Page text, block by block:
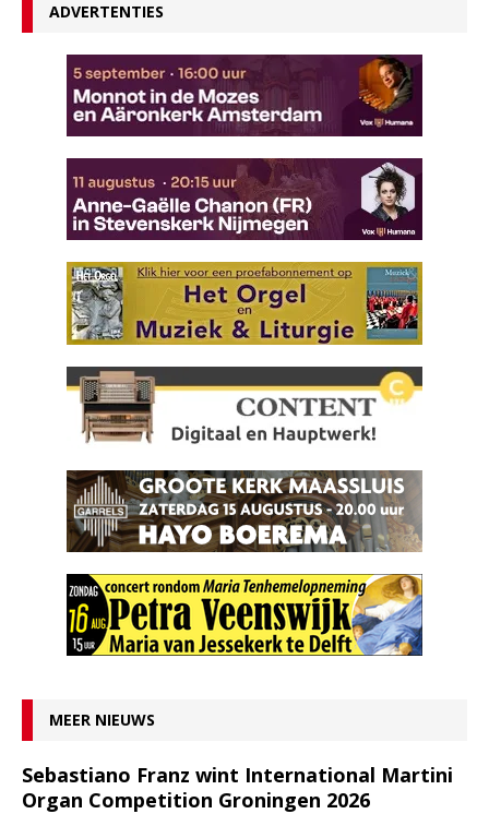
ADVERTENTIES
MEER NIEUWS
Sebastiano Franz wint International Martini
Organ Competition Groningen 2026